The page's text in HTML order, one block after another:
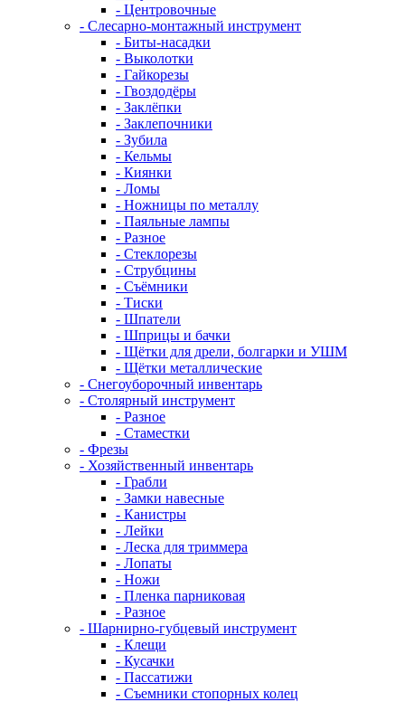
- Центровочные
- Слесарно-монтажный инструмент
- Биты-насадки
- Выколотки
- Гайкорезы
- Гвоздодёры
- Заклёпки
- Заклепочники
- Зубила
- Кельмы
- Киянки
- Ломы
- Ножницы по металлу
- Паяльные лампы
- Разное
- Стеклорезы
- Струбцины
- Съёмники
- Тиски
- Шпатели
- Шприцы и бачки
- Щётки для дрели, болгарки и УШМ
- Щётки металлические
- Снегоуборочный инвентарь
- Столярный инструмент
- Разное
- Стаместки
- Фрезы
- Хозяйственный инвентарь
- Грабли
- Замки навесные
- Канистры
- Лейки
- Леска для триммера
- Лопаты
- Ножи
- Пленка парниковая
- Разное
- Шарнирно-губцевый инструмент
- Клещи
- Кусачки
- Пассатижи
- Съемники стопорных колец